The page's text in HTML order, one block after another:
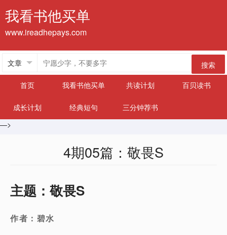
我看书他买单
www.ireadhepays.com
搜索
首页
我看书他买单 共读计划 百贝读书
成长计划 经典短句
三分钟荐书
—>
4期05篇：敬畏S
主题：敬畏S
作者：碧水